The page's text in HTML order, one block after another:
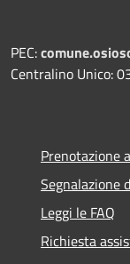
PEC:
Centralino Unico:
Prenotazione
Segnalazione
Leggi le FAQ
Richiesta